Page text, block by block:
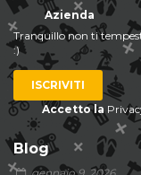
Azienda
Tranquillo non ti
:)
ISCRIVITI
Accetto la
Blog